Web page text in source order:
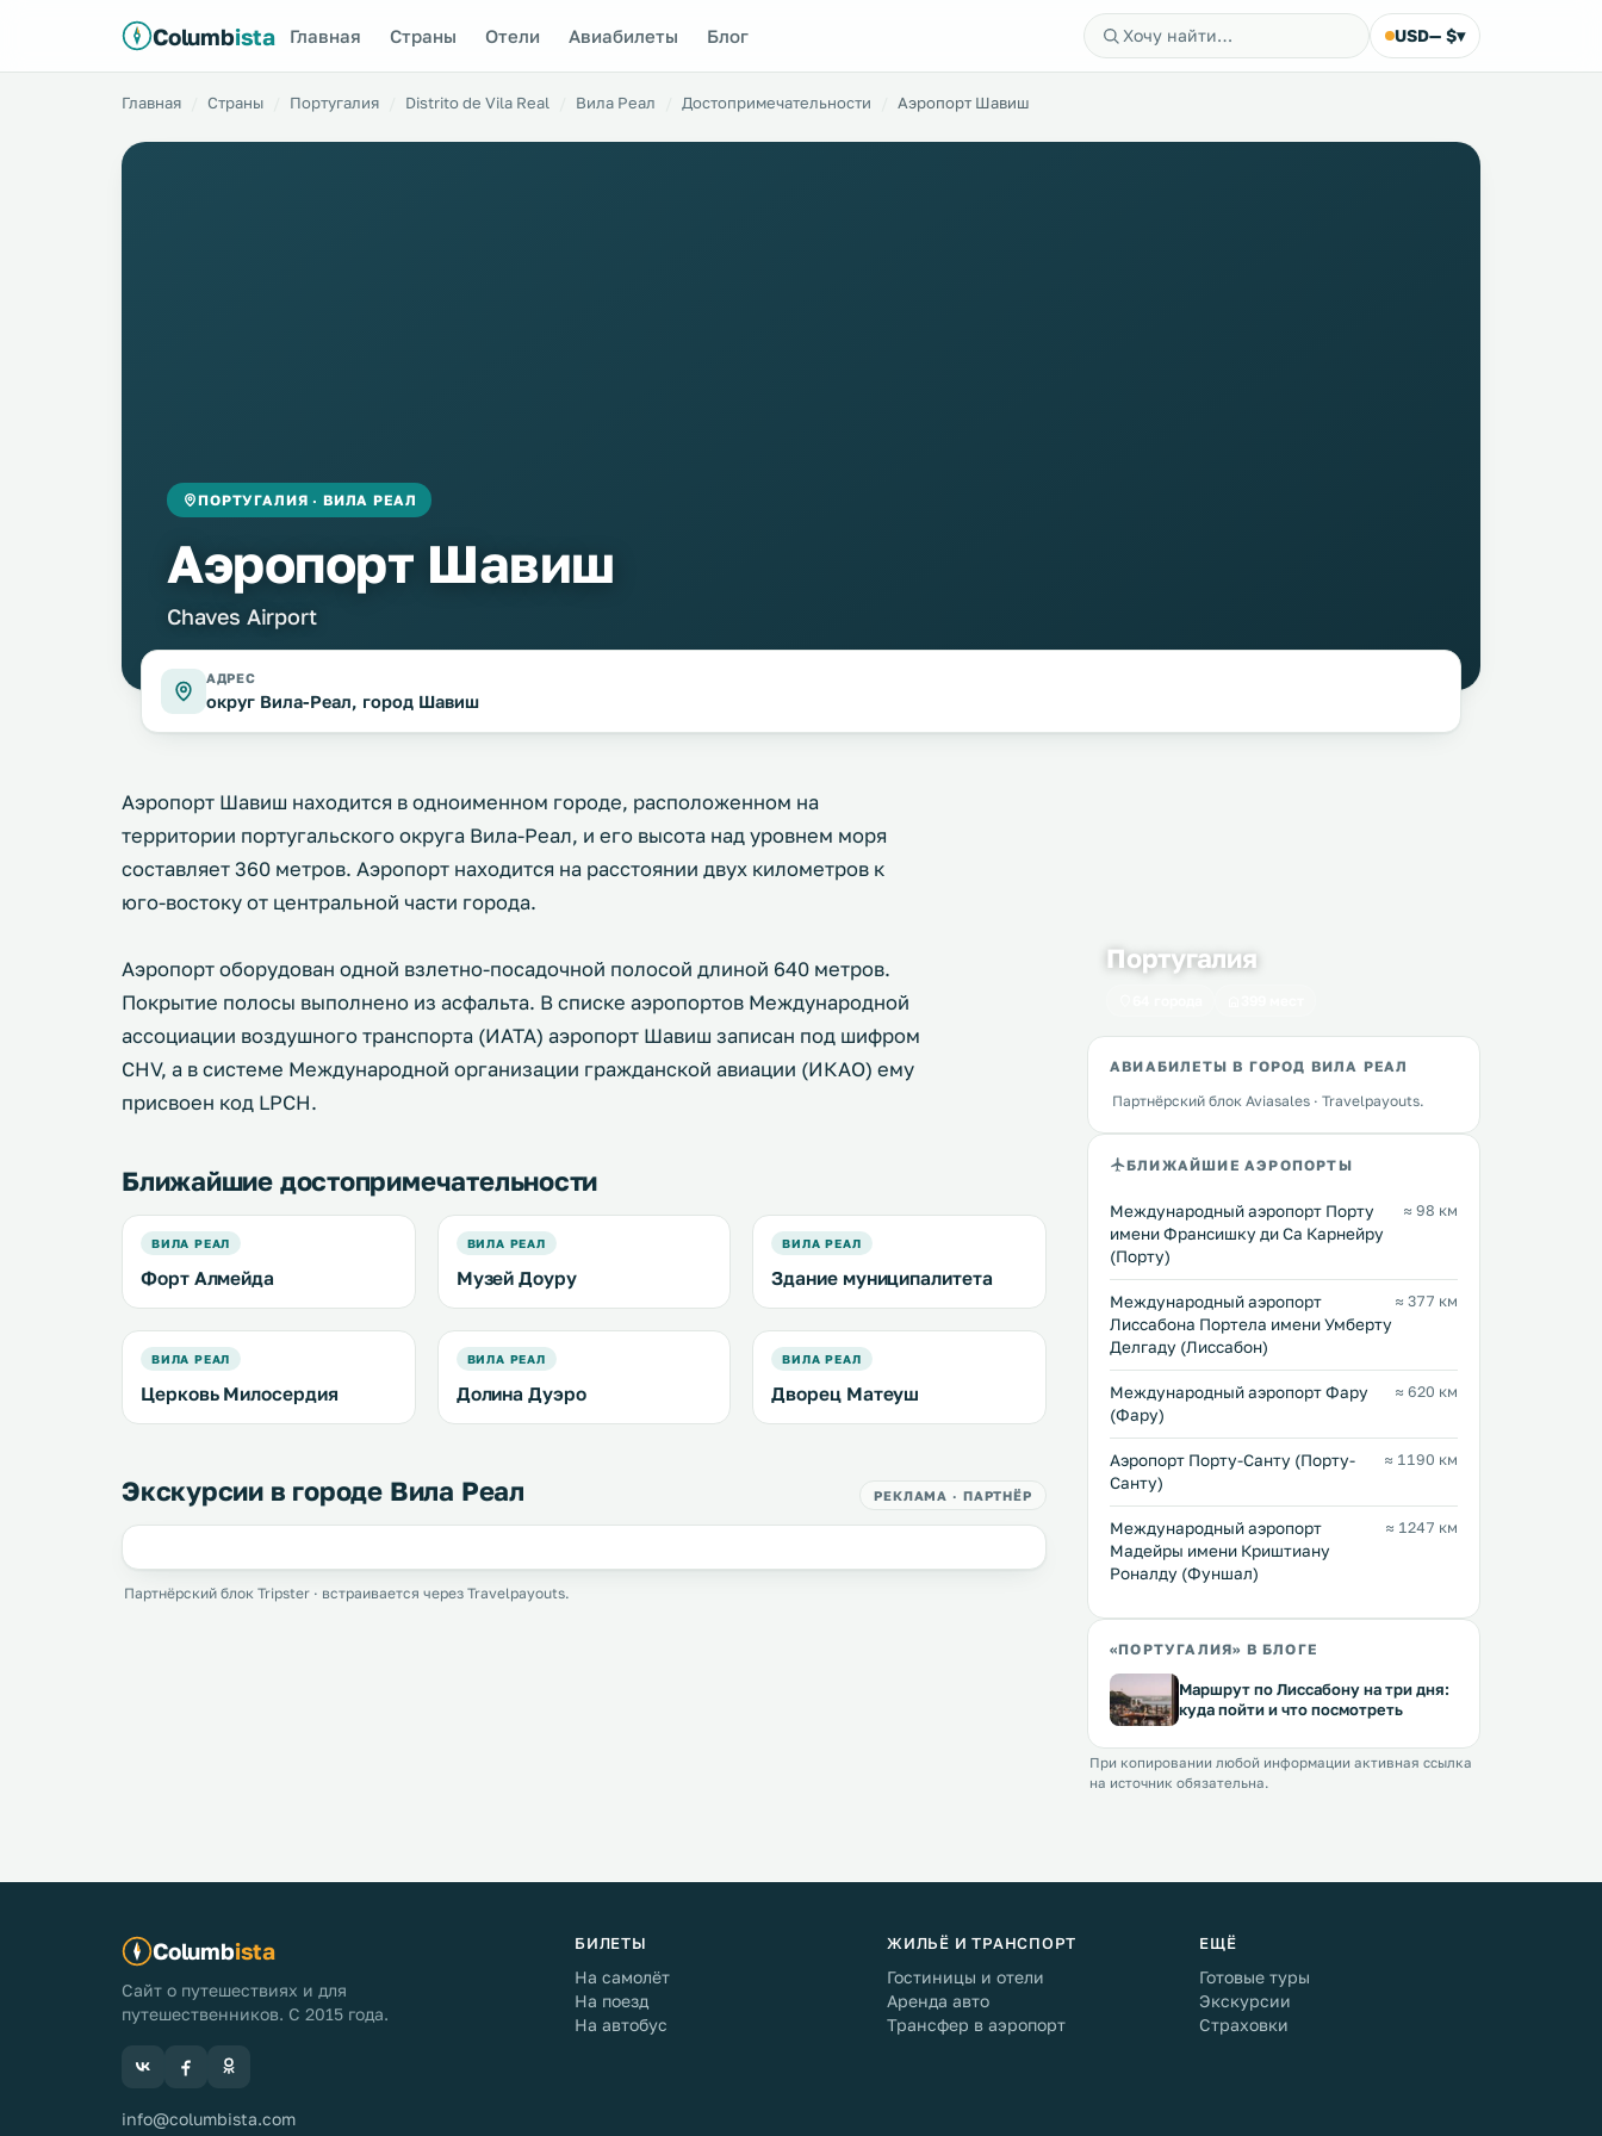
Columbista Главная Страны Отели Авиабилеты Блог USD— $▾
Главная Страны Португалия Distrito de Vila Real Вила Реал Достопримечательности Аэропорт Шавиш
ПОРТУГАЛИЯ · ВИЛА РЕАЛ
Аэропорт Шавиш
Chaves Airport
АДРЕС
округ Вила-Реал, город Шавиш
Аэропорт Шавиш находится в одноименном городе, расположенном на
территории португальского округа Вила-Реал, и его высота над уровнем моря
составляет 360 метров. Аэропорт находится на расстоянии двух километров к
юго-востоку от центральной части города.
Аэропорт оборудован одной взлетно-посадочной полосой длиной 640 метров.
Покрытие полосы выполнено из асфальта. В списке аэропортов Международной
ассоциации воздушного транспорта (ИАТА) аэропорт Шавиш записан под шифром
CHV, а в системе Международной организации гражданской авиации (ИКАО) ему
присвоен код LPCH.
Ближайшие достопримечательности
ВИЛА РЕАЛ
Форт Алмейда
ВИЛА РЕАЛ
Музей Доуру
ВИЛА РЕАЛ
Здание муниципалитета
ВИЛА РЕАЛ
Церковь Милосердия
ВИЛА РЕАЛ
Долина Дуэро
ВИЛА РЕАЛ
Дворец Матеуш
Экскурсии в городе Вила Реал РЕКЛАМА · ПАРТНЁР
Партнёрский блок Tripster · встраивается через Travelpayouts.
Португалия
АВИАБИЛЕТЫ В ГОРОД ВИЛА РЕАЛ
Партнёрский блок Aviasales · Travelpayouts.
БЛИЖАЙШИЕ АЭРОПОРТЫ
Международный аэропорт Порту
имени Франсишку ди Са Карнейру
(Порту)
≈ 98 км
Международный аэропорт
Лиссабона Портела имени Умберту
Делгаду (Лиссабон)
≈ 377 км
Международный аэропорт Фару
(Фару)
≈ 620 км
Аэропорт Порту-Санту (Порту-
Санту)
≈ 1190 км
Международный аэропорт
Мадейры имени Криштиану
Роналду (Фуншал)
≈ 1247 км
«ПОРТУГАЛИЯ» В БЛОГЕ
Маршрут по Лиссабону на три дня:
куда пойти и что посмотреть
При копировании любой информации активная ссылка
на источник обязательна.
Columbista
Сайт о путешествиях и для
путешественников. С 2015 года.
info@columbista.com
БИЛЕТЫ
На самолёт
На поезд
На автобус
ЖИЛЬЁ И ТРАНСПОРТ
Гостиницы и отели
Аренда авто
Трансфер в аэропорт
ЕЩЁ
Готовые туры
Экскурсии
Страховки